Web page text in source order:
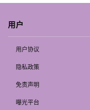
用户
用户协议
隐私政策
免责声明
曝光平台